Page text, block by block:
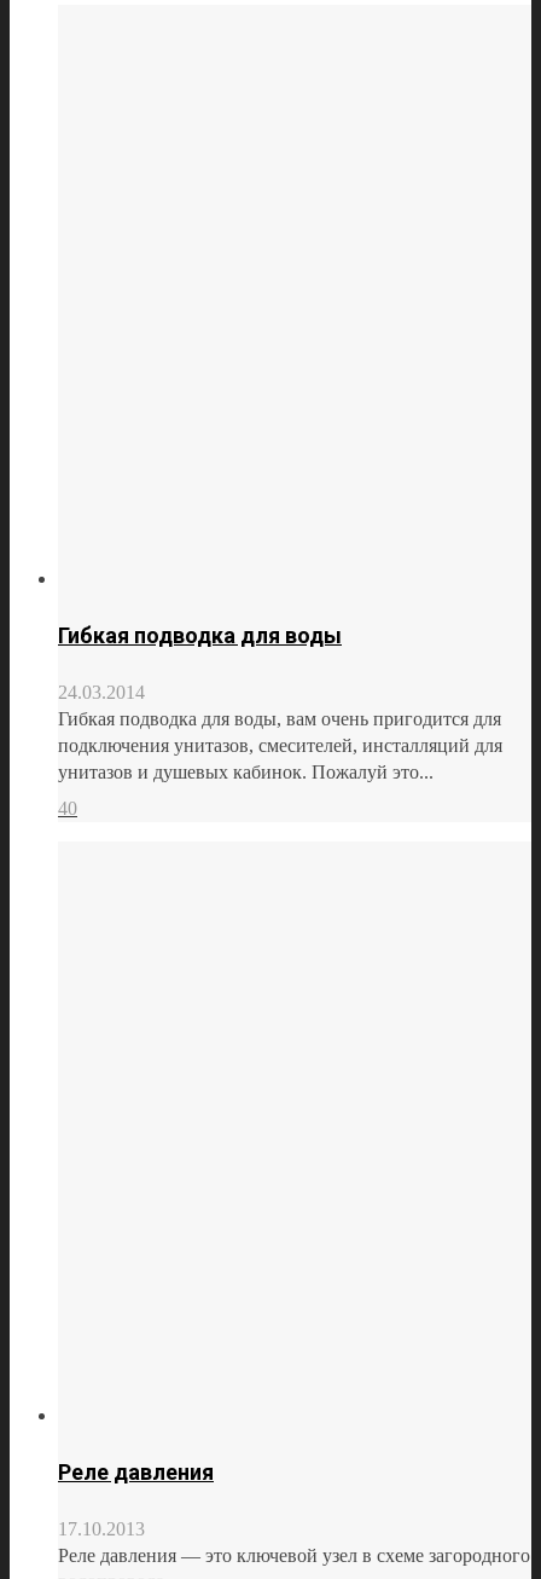
Гибкая подводка для воды
24.03.2014
Гибкая подводка для воды, вам очень пригодится для
подключения унитазов, смесителей, инсталляций для
унитазов и душевых кабинок. Пожалуй это...
40
Реле давления
17.10.2013
Реле давления — это ключевой узел в схеме загородного